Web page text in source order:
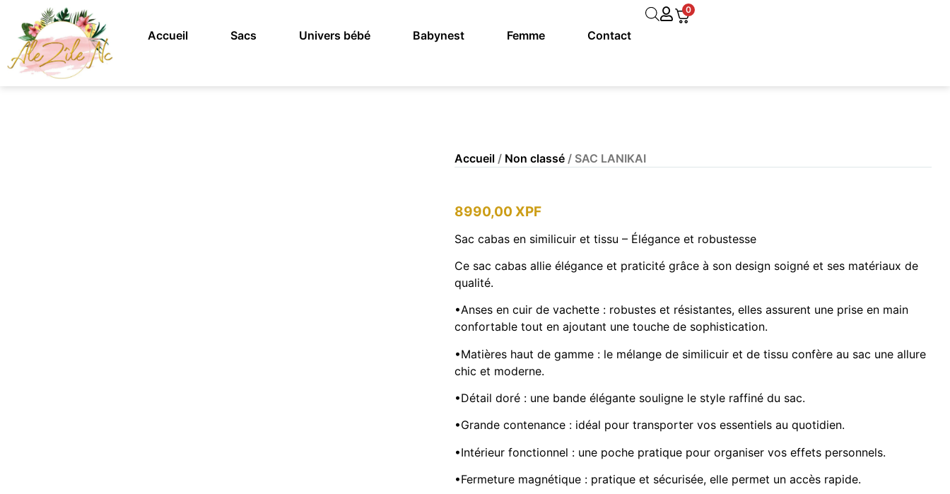
Accueil Sacs Univers bébé Babynest Femme Contact
0
Accueil/ Non classé/ SAC LANIKAI
8990,00 XPF
Sac cabas en similicuir et tissu – Élégance et robustesse
Ce sac cabas allie élégance et praticité grâce à son design soigné et ses matériaux de
qualité.
•Anses en cuir de vachette : robustes et résistantes, elles assurent une prise en main
confortable tout en ajoutant une touche de sophistication.
•Matières haut de gamme : le mélange de similicuir et de tissu confère au sac une allure
chic et moderne.
•Détail doré : une bande élégante souligne le style raffiné du sac.
•Grande contenance : idéal pour transporter vos essentiels au quotidien.
•Intérieur fonctionnel : une poche pratique pour organiser vos effets personnels.
•Fermeture magnétique : pratique et sécurisée, elle permet un accès rapide.